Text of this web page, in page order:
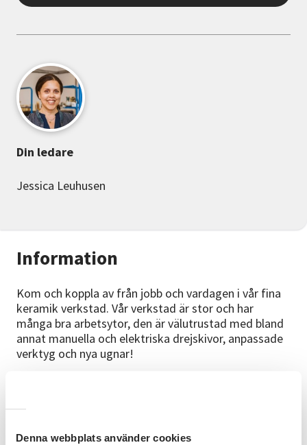
Denna webbplats använder cookies
Information
Kom och koppla av från jobb och vardagen i vår fina
keramik verkstad. Vår verkstad är stor och har
många bra arbetsytor, den är välutrustad med bland
annat manuella och elektriska drejskivor, anpassade
verktyg och nya ugnar!
dreja. Du kommer också att få prova på olika sorters
Din ledare
Jessica Leuhusen